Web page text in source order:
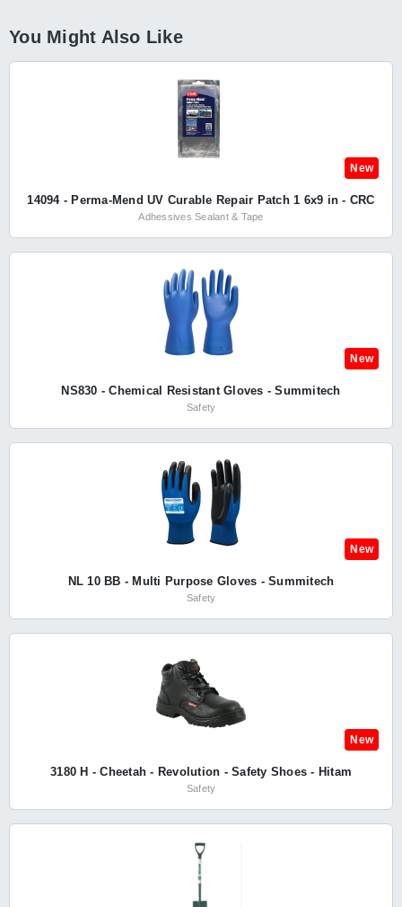
You Might Also Like
New
14094 - Perma-Mend UV Curable Repair Patch 1 6x9 in - CRC
Adhessives Sealant & Tape
New
NS830 - Chemical Resistant Gloves - Summitech
Safety
New
NL 10 BB - Multi Purpose Gloves - Summitech
Safety
New
3180 H - Cheetah - Revolution - Safety Shoes - Hitam
Safety